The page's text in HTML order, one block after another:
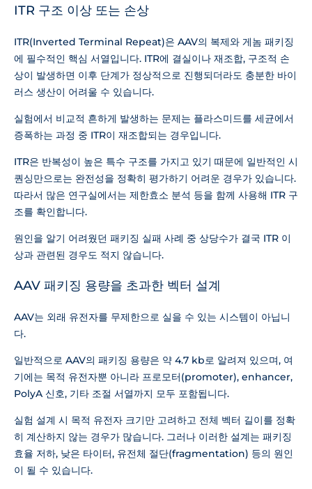
ITR 구조 이상 또는 손상
ITR(Inverted Terminal Repeat)은 AAV의 복제와 게놈 패키징
에 필수적인 핵심 서열입니다. ITR에 결실이나 재조합, 구조적 손
상이 발생하면 이후 단계가 정상적으로 진행되더라도 충분한 바이
러스 생산이 어려울 수 있습니다.
실험에서 비교적 흔하게 발생하는 문제는 플라스미드를 세균에서
증폭하는 과정 중 ITR이 재조합되는 경우입니다.
ITR은 반복성이 높은 특수 구조를 가지고 있기 때문에 일반적인 시
퀀싱만으로는 완전성을 정확히 평가하기 어려운 경우가 있습니다.
따라서 많은 연구실에서는 제한효소 분석 등을 함께 사용해 ITR 구
조를 확인합니다.
원인을 알기 어려웠던 패키징 실패 사례 중 상당수가 결국 ITR 이
상과 관련된 경우도 적지 않습니다.
AAV 패키징 용량을 초과한 벡터 설계
AAV는 외래 유전자를 무제한으로 실을 수 있는 시스템이 아닙니
다.
일반적으로 AAV의 패키징 용량은 약 4.7 kb로 알려져 있으며, 여
기에는 목적 유전자뿐 아니라 프로모터(promoter), enhancer,
PolyA 신호, 기타 조절 서열까지 모두 포함됩니다.
실험 설계 시 목적 유전자 크기만 고려하고 전체 벡터 길이를 정확
히 계산하지 않는 경우가 많습니다. 그러나 이러한 설계는 패키징
효율 저하, 낮은 타이터, 유전체 절단(fragmentation) 등의 원인
이 될 수 있습니다.